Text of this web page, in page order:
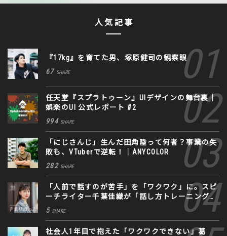
人気記事
『17kg』を育てた男、塚原健司の観察眼
67 SHARE
任天堂『スプラトゥーン』UIデザインの舞台裏｜
娯楽のUI 公式レポート #2
994 SHARE
「にじさんじ」生んだ田角陸って何者？事業の失
敗も、VTuberで逆転！｜ANYCOLOR
282 SHARE
「人前で話すのが苦手」を「ワクワク」に。スピ
ーチライター千葉佳織が「話し方トレーニング」
に込めた思い
5 SHARE
社会人1年目で抱えた「ワクワクできない」葛